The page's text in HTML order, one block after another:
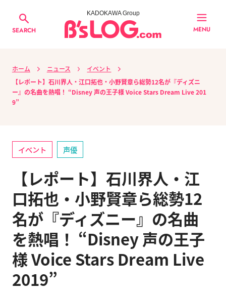
SEARCH
KADOKAWA Group
MENU
ホーム ニュース
イベント
【レポート】石川界人・江口拓也・小野賢章ら総勢12名が『ディズニ
ー』の名曲を熱唱！ “Disney 声の王子様 Voice Stars Dream Live 201
9”
イベント 声優
【レポート】石川界人・江
口拓也・小野賢章ら総勢12
名が『ディズニー』の名曲
を熱唱！ “Disney 声の王子
様 Voice Stars Dream Live
2019”